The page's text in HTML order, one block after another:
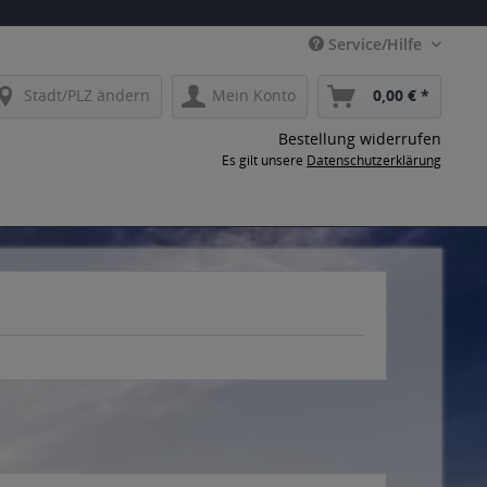
Service/Hilfe
Stadt/PLZ ändern Mein Konto 0,00 € *
Bestellung widerrufen
Es gilt unsere Datenschutzerklärung